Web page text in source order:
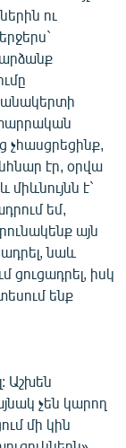
ու
տարրական
էր, օրվա
միևնույնն է`
եմ,
այն
նաև
իսկ
ենք
Աշխեն
չեն կարող
մի կին